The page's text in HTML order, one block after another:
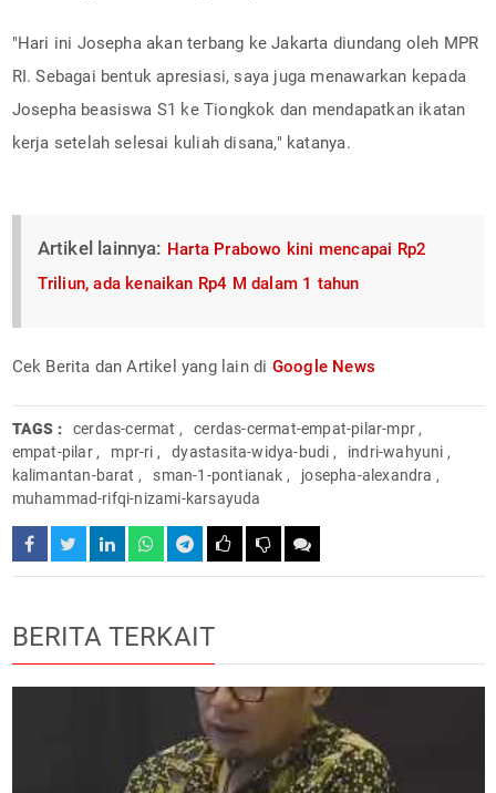
"Hari ini Josepha akan terbang ke Jakarta diundang oleh MPR
RI. Sebagai bentuk apresiasi, saya juga menawarkan kepada
Josepha beasiswa S1 ke Tiongkok dan mendapatkan ikatan
kerja setelah selesai kuliah disana," katanya.
Artikel lainnya: Harta Prabowo kini mencapai Rp2
Triliun, ada kenaikan Rp4 M dalam 1 tahun
Cek Berita dan Artikel yang lain di Google News
TAGS : cerdas-cermat , cerdas-cermat-empat-pilar-mpr,
empat-pilar, mpr-ri , dyastasita-widya-budi , indri-wahyuni ,
kalimantan-barat , sman-1-pontianak , josepha-alexandra ,
muhammad-rifqi-nizami-karsayuda
BERITA TERKAIT